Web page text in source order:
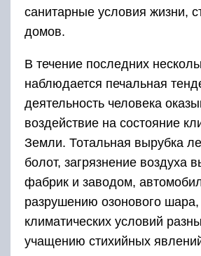
санитарные условия жизни,
домов.
В течение последних
наблюдается печальная
деятельность человека
воздействие на состояние
Земли. Тотальная вырубка
болот, загрязнение воздуха
фабрик и заводом,
разрушению озонового
климатических условий
учащению стихийных